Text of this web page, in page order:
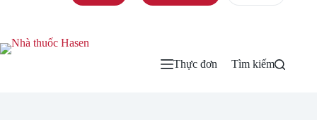
Thực đơn Tìm kiếm